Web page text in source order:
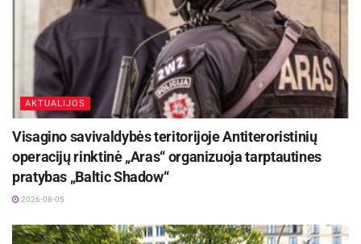
AKTUALIJOS
Visagino savivaldybės teritorijoje Antiteroristinių
operacijų rinktinė „Aras“ organizuoja tarptautines
pratybas „Baltic Shadow“
2026-08-05